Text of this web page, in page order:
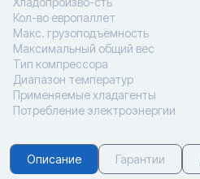
Кол-во европаллет
Макс. грузоподъёмность
Максимальный общий вес
Тип компрессора
Диапазон температур
Применяемые хладагенты
Потребление электроэнергии
Описание Гарантии